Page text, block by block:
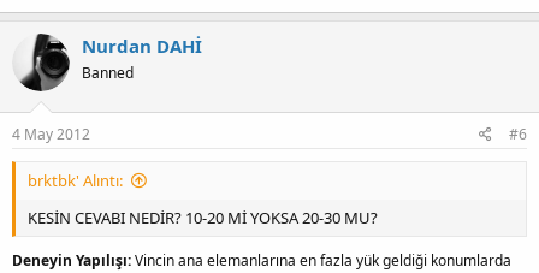
Nurdan DAHİ
Banned
4 May 2012 #6
brktbk' Alıntı:
KESİN CEVABI NEDİR? 10-20 Mİ YOKSA 20-30 MU?
Deneyin Yapılışı:Vincin ana elemanlarına en fazla yük geldiği konumlarda